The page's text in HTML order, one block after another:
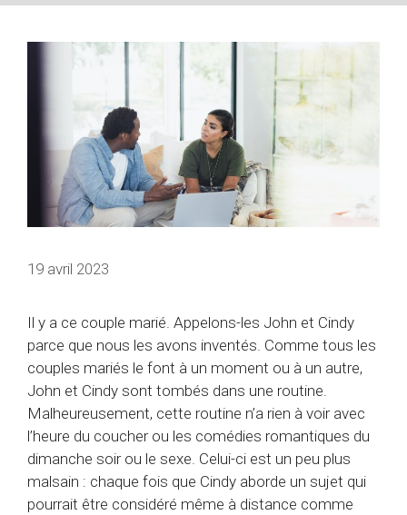
19 avril 2023
Il y a ce couple marié. Appelons-les John et Cindy
parce que nous les avons inventés. Comme tous les
couples mariés le font à un moment ou à un autre,
John et Cindy sont tombés dans une routine.
Malheureusement, cette routine n’a rien à voir avec
l’heure du coucher ou les comédies romantiques du
dimanche soir ou le sexe. Celui-ci est un peu plus
malsain : chaque fois que Cindy aborde un sujet qui
pourrait être considéré même à distance comme